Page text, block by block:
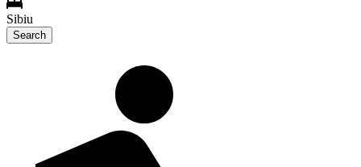
Sibiu
Search